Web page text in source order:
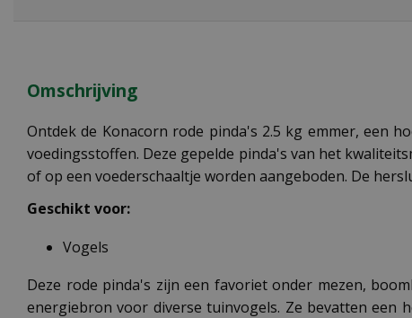
Omschrijving
Ontdek de Konacorn rode pinda's 2.5 kg emmer, een
voedingsstoffen. Deze gepelde pinda's van het
of op een voederschaaltje worden aangeboden. De
Geschikt voor:
Vogels
Deze rode pinda's zijn een favoriet onder mezen,
energiebron voor diverse tuinvogels. Ze bevatten een